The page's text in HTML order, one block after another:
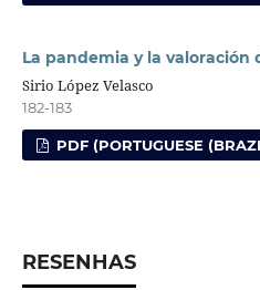
La pandemia y la valoración
Sirio López Velasco
182-183
PDF (PORTUGUESE
RESENHAS